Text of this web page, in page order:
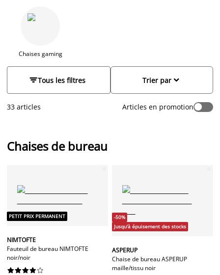
accompagner au mieux vos moments sur votre
trouvez la chaise de bureau dont le siège et le dossier
important. Découvrez notre gamme dès maintenant.
Chaises gaming
Tous les filtres 
Trier par
33 articles Articles en promotion
Chaises de bureau
PETIT PRIX PERMANENT
NIMTOFTE
Fauteuil de bureau NIMTOFTE
noir/noir






-50%
Jusqu'à épuisement des stocks
ASPERUP
Chaise de bureau ASPERUP
maille/tissu noir